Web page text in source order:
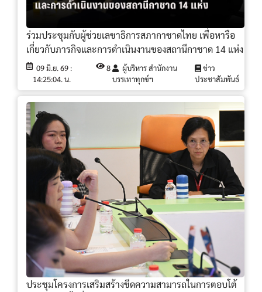
ร่วมประชุมกับผู้ช่วยเลขาธิการสภากาชาดไทย เพื่อหารือ
เกี่ยวกับภารกิจและการดำเนินงานของสถานีกาชาด 14 แห่ง
09 มิ.ย. 69 :
14:25:04. น.
8
ผู้บริหาร สำนักงาน
บรรเทาทุกข์ฯ
ข่าว
ประชาสัมพันธ์
ประชุมโครงการเสริมสร้างขีดความสามารถในการตอบโต้